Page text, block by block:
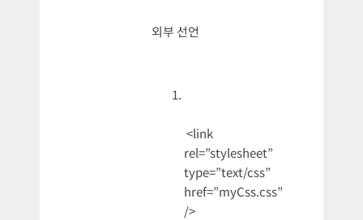
외부 선언
<link
rel=”stylesheet”
type=”text/css”
href=”myCss.css”
/>